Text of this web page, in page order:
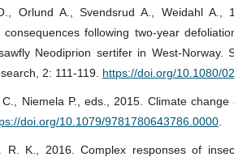
Orlund A., Svendsrud A., Weidahl A.,
consequences following two-year
Neodiprion sertifer in West-Norway.
2: 111-119. https://doi.org/10.1080/
Niemela P., eds., 2015. Climate change
doi.org/10.1079/9781780643786.0000
R. K., 2016. Complex responses of